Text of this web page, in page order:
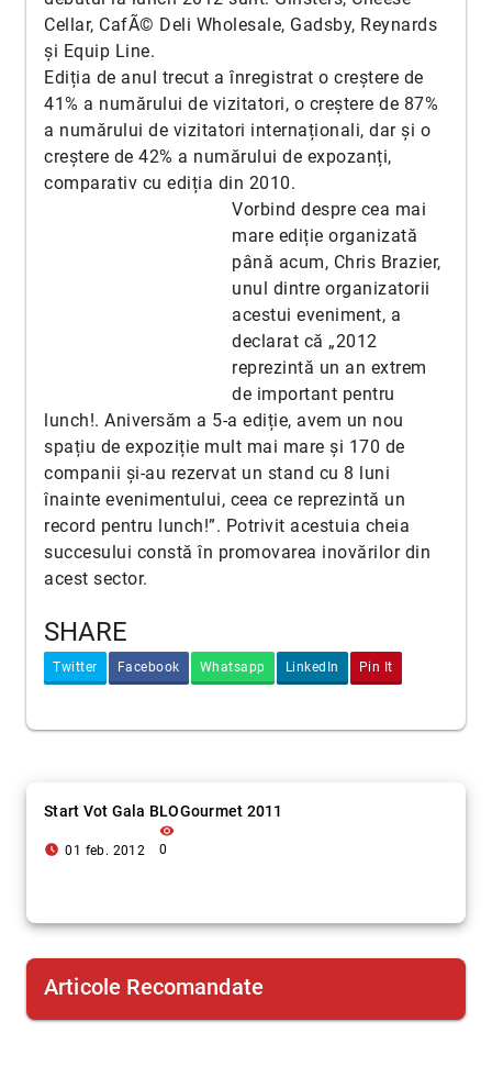
Cellar, CafÃ© Deli Wholesale, Gadsby, Reynards
și Equip Line.
Ediția de anul trecut a înregistrat o creștere de
41% a numărului de vizitatori, o creștere de 87%
a numărului de vizitatori internaționali, dar și o
creștere de 42% a numărului de expozanți,
comparativ cu ediția din 2010.
Vorbind despre cea mai
mare ediție organizată
până acum, Chris Brazier,
unul dintre organizatorii
acestui eveniment, a
declarat că „2012
reprezintă un an extrem
de important pentru
lunch!. Aniversăm a 5-a ediție, avem un nou
spațiu de expoziție mult mai mare și 170 de
companii și-au rezervat un stand cu 8 luni
înainte evenimentului, ceea ce reprezintă un
record pentru lunch!”. Potrivit acestuia cheia
succesului constă în promovarea inovărilor din
acest sector.
SHARE
Twitter Facebook Whatsapp LinkedIn Pin It
Start Vot Gala BLOGourmet 2011
access_time_filled 01 feb. 2012
visibility
0
Articole Recomandate